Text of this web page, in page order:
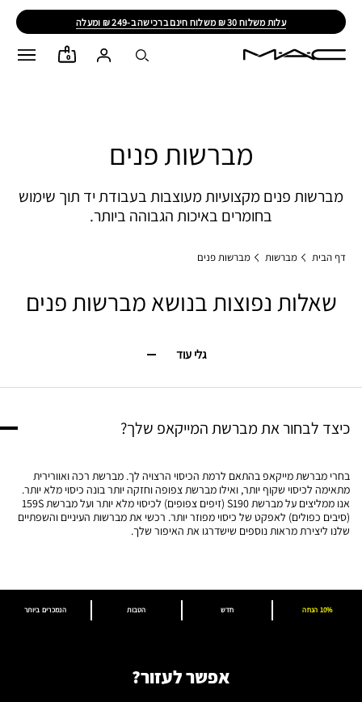
עלות משלוח 30 ₪ משלוח חינם ברכישה ב-249 ₪ ומעלה
0
מברשות פנים
מברשות פנים מקצועיות מעוצבות בעבודת יד תוך שימוש
בחומרים באיכות הגבוהה ביותר.
דף הבית מברשות מברשות פנים
שאלות נפוצות בנושא מברשות פנים​
גלי עוד
כיצד לבחור את מברשת המייקאפ שלך?​
בחרי מברשת מייקאפ בהתאם לרמת הכיסוי הרצויה לך. מברשת רכה ואוורירית
מתאימה לכיסוי שקוף יותר, ואילו מברשת צפופה וחזקה יותר בונה כיסוי מלא יותר.
אנו ממליצים על מברשת S190 (זיפים צפופים) לכיסוי מלא יותר ועל מברשת 159S
(סיבים כפולים) לאפקט של כיסוי מפוזר יותר. רכשי את מברשות העיניים והשפתיים
שלנו ליצירת מראות נוספים שישדרגו את האיפור שלך.​
הנמכרים ביותר הטבות חדש 10% הנחה
אפשר לעזור?